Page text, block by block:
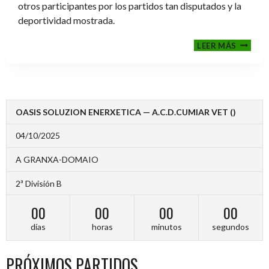
otros participantes por los partidos tan disputados y la
deportividad mostrada.
LEER MÁS
2024-
OASIS SOLUZION ENERXETICA — A.C.D.CUMIAR VET ()
04/10/2025
A GRANXA-DOMAIO
2ª División B
00
días
00
horas
00
minutos
00
segundos